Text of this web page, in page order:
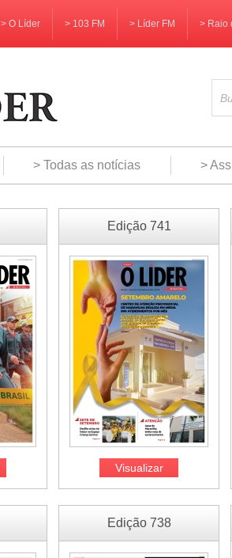
> O Líder > 103 FM > Líder FM > Raio
> Todas as notícias >
Edição 741
Visualizar
Edição 738